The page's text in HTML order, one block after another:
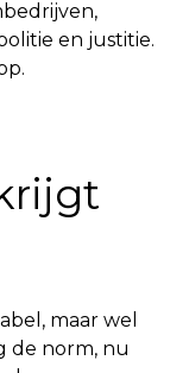
en justitie.
maar wel
de norm, nu